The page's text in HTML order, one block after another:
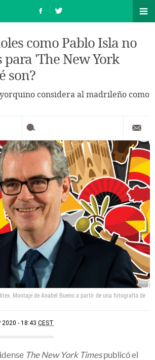
como Pablo Isla no
para 'The New York
son?
considera al madrileño como
Montaje de Anabel Bueno a partir de una fotografía de
2020 - 18:43 CEST
The New York Timespublicó el